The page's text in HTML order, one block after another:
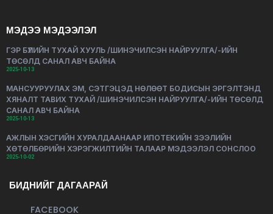
МЭДЭЭ МЭДЭЭЛЭЛ
ГЭР БҮЛИЙН ТУХАЙ ХУУЛЬ /ШИНЭЧИЛСЭН НАЙРУУЛГА/-ИЙН
ТӨСӨЛД САНАЛ АВЧ БАЙНА
2025-10-13
МАНСУУРУУЛАХ ЭМ, СЭТГЭЦЭД НӨЛӨӨТ БОДИСЫН ЭРГЭЛТЭНД
ХЯНАЛТ ТАВИХ ТУХАЙ /ШИНЭЧИЛСЭН НАЙРУУЛГА/-ИЙН ТӨСӨЛД
САНАЛ АВЧ БАЙНА
2025-10-13
АЖЛЫН ХЭСГИЙН ХУРАЛДААНААР ИПОТЕКИЙН ЗЭЭЛИЙН
ХӨТӨЛБӨРИЙН ХЭРЭГЖИЛТИЙН ТАЛААР МЭДЭЭЛЭЛ СОНСЛОО
2025-10-02
БИДНИЙГ ДАГААРАЙ
FACEBOOK